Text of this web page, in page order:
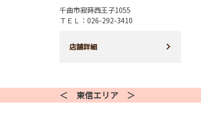
千曲市寂蒔西王子1055
ＴＥＬ：026-292-3410
店舗詳細
＜ 東信エリア ＞